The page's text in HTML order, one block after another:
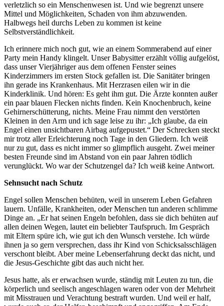
verletzlich so ein Menschenwesen ist. Und wie begrenzt unsere
Mittel und Möglichkeiten, Schaden von ihm abzuwenden.
Halbwegs heil durchs Leben zu kommen ist keine
Selbstverständlichkeit.
Ich erinnere mich noch gut, wie an einem Sommerabend auf einer
Party mein Handy klingelt. Unser Babysitter erzählt völlig aufgelöst,
dass unser Vierjähriger aus dem offenen Fenster seines
Kinderzimmers im ersten Stock gefallen ist. Die Sanitäter bringen
ihn gerade ins Krankenhaus. Mit Herzrasen eilen wir in die
Kinderklinik. Und hören: Es geht ihm gut. Die Ärzte konnten außer
ein paar blauen Flecken nichts finden. Kein Knochenbruch, keine
Gehirnerschütterung, nichts. Meine Frau nimmt den verstörten
Kleinen in den Arm und ich sage leise zu ihr: „Ich glaube, da ein
Engel einen unsichtbaren Airbag aufgepustet.“ Der Schrecken steckt
mir trotz aller Erleichterung noch Tage in den Gliedern. Ich weiß
nur zu gut, dass es nicht immer so glimpflich ausgeht. Zwei meiner
besten Freunde sind im Abstand von ein paar Jahren tödlich
verunglückt. Wo war der Schutzengel da? Ich weiß keine Antwort.
Sehnsucht nach Schutz
Engel sollen Menschen behüten, weil in unserem Leben Gefahren
lauern. Unfälle, Krankheiten, oder Menschen tun anderen schlimme
Dinge an. „Er hat seinen Engeln befohlen, dass sie dich behüten auf
allen deinen Wegen, lautet ein beliebter Taufspruch. Im Gespräch
mit Eltern spüre ich, wie gut ich den Wunsch verstehe. Ich würde
ihnen ja so gern versprechen, dass ihr Kind von Schicksalsschlägen
verschont bleibt. Aber meine Lebenserfahrung deckt das nicht, und
die Jesus-Geschichte gibt das auch nicht her.
Jesus hatte, als er erwachsen wurde, ständig mit Leuten zu tun, die
körperlich und seelisch angeschlagen waren oder von der Mehrheit
mit Misstrauen und Verachtung bestraft wurden. Und weil er half,